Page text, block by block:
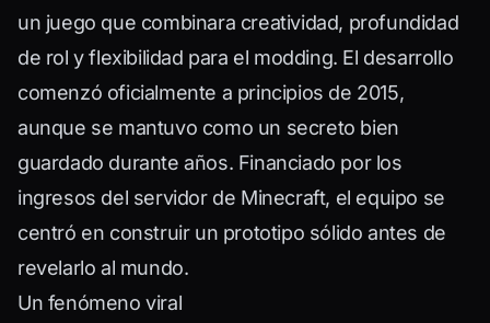
un juego que combinara creatividad, profundidad
de rol y flexibilidad para el modding. El desarrollo
comenzó oficialmente a principios de 2015,
aunque se mantuvo como un secreto bien
guardado durante años. Financiado por los
ingresos del servidor de Minecraft, el equipo se
centró en construir un prototipo sólido antes de
revelarlo al mundo.
Un fenómeno viral